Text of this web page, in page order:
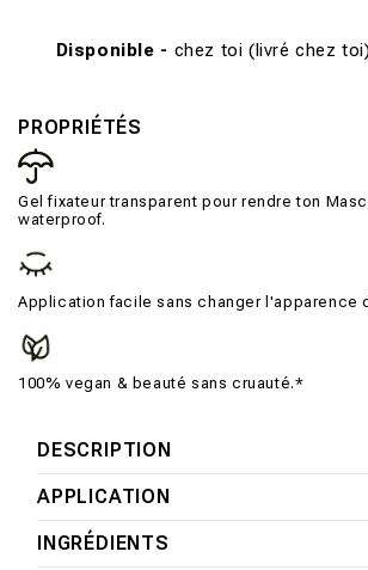
Disponible - chez toi (livré chez
PROPRIÉTÉS
Gel fixateur transparent pour rendre ton
waterproof.
Application facile sans changer l'apparence
100% vegan & beauté sans cruauté.*
DESCRIPTION
APPLICATION
INGRÉDIENTS